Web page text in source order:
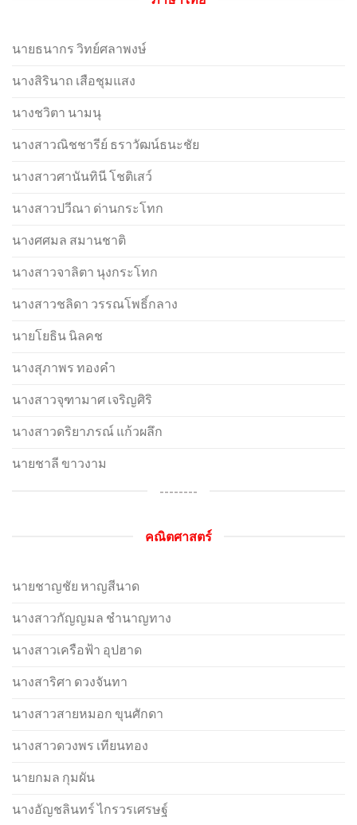
นายธนากร วิทย์ศลาพงษ์
นางสิรินาถ เสือชุมแสง
นางชวิตา นามนุ
นางสาวณิชชารีย์ ธราวัฒน์ธนะชัย
นางสาวศานันทินี โชติเสว์
นางสาวปวีณา ด่านกระโทก
นางศศมล สมานชาติ
นางสาวจาลิตา นุงกระโทก
นางสาวชลิดา วรรณโพธิ์กลาง
นายโยธิน นิลคช
นางสุภาพร ทองคำ
นางสาวจุฑามาศ เจริญศิริ
นางสาวดริยาภรณ์ แก้วผลึก
นายชาลี ขาวงาม
--------
คณิตศาสตร์
นายชาญชัย หาญสีนาด
นางสาวกัญญมล ชำนาญทาง
นางสาวเครือฟ้า อุปฮาด
นางสาริศา ดวงจันทา
นางสาวสายหมอก ขุนศักดา
นางสาวดวงพร เทียนทอง
นายกมล กุมผัน
นางอัญชลินทร์ ไกรวรเศรษฐ์